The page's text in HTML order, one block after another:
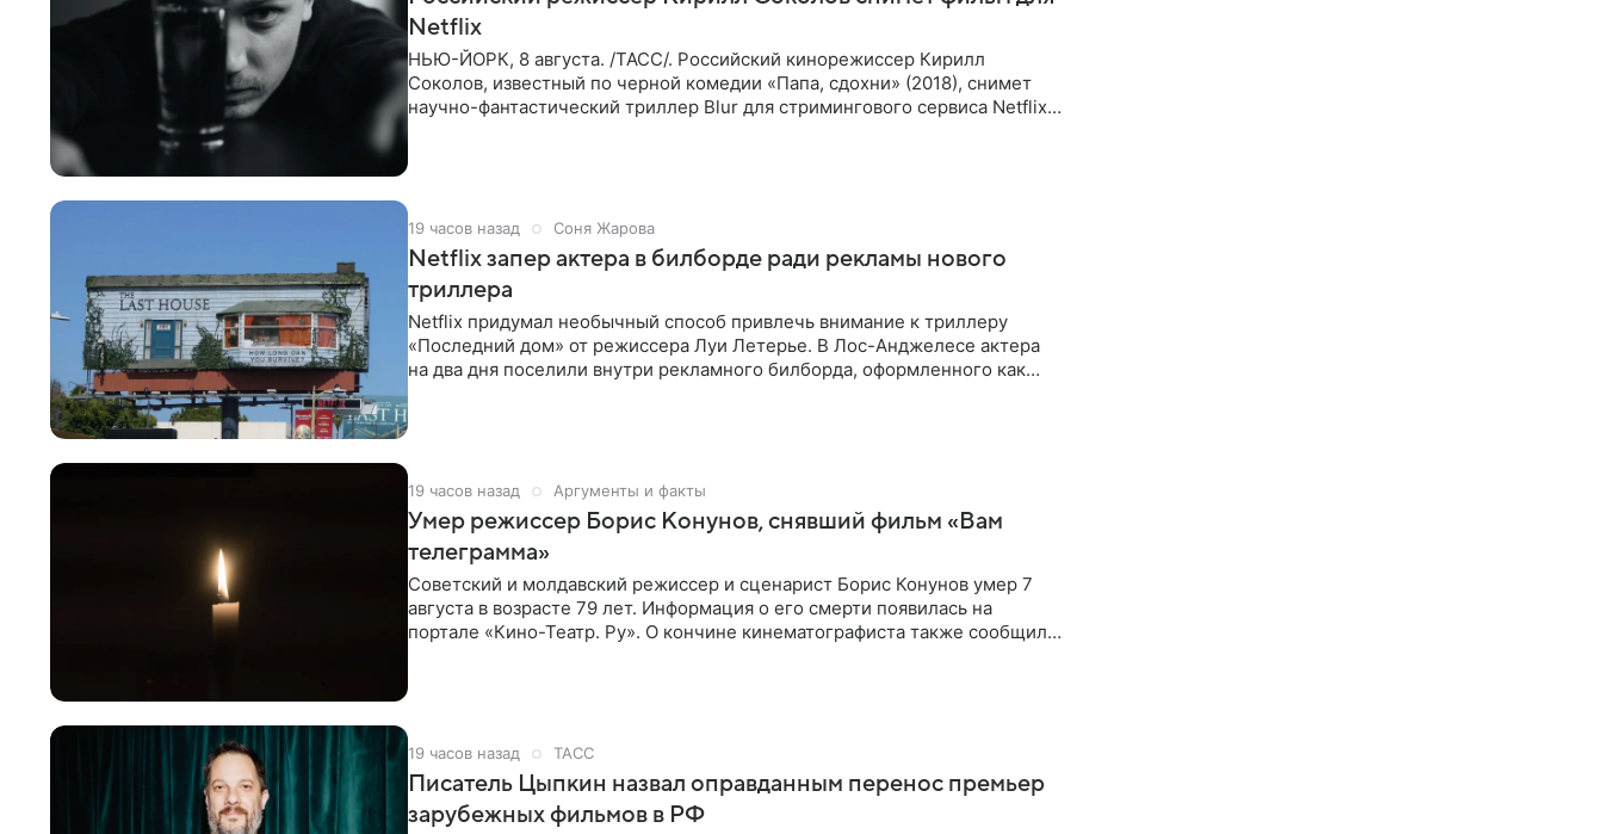
Netflix
НЬЮ-ЙОРК, 8 августа. /ТАСС/. Российский кинорежиссер Кирилл
Соколов, известный по черной комедии «Папа, сдохни» (2018), снимет
научно-фантастический триллер Blur для стримингового сервиса Netflix.
19 часов назад Соня Жарова
Netflix запер актера в билборде ради рекламы нового
триллера
Netflix придумал необычный способ привлечь внимание к триллеру
«Последний дом» от режиссера Луи Летерье. В Лос-Анджелесе актера
на два дня поселили внутри рекламного билборда, оформленного как
19 часов назад Аргументы и факты
Умер режиссер Борис Конунов, снявший фильм «Вам
телеграмма»
Советский и молдавский режиссер и сценарист Борис Конунов умер 7
августа в возрасте 79 лет. Информация о его смерти появилась на
портале «Кино-Театр. Ру». О кончине кинематографиста также сообщило
19 часов назад ТАСС
Писатель Цыпкин назвал оправданным перенос премьер
зарубежных фильмов в РФ